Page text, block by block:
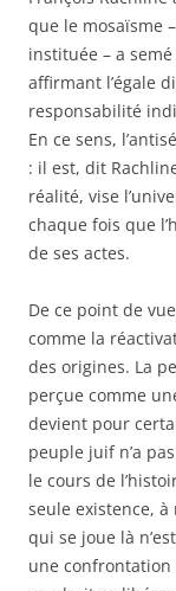
que le mosaïsme
instituée – a
affirmant l’égale
responsabilité
En ce sens,
: il est, dit
réalité, vise
chaque fois que
de ses actes.
De ce point de
comme la
des origines. La
perçue comme
devient pour
peuple juif n’a
le cours de
seule existence, à
qui se joue là
une confrontation